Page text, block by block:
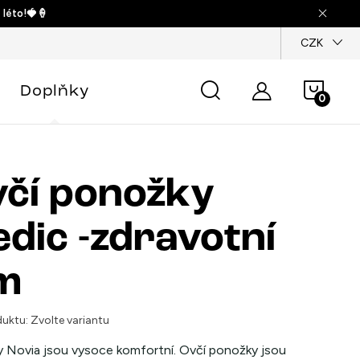
léto!🍓🍦
CZK
košík
Doplňky
ponožky
-zdravotní
Zvolte variantu
Novia jsou vysoce komfortní. Ovčí ponožky jsou